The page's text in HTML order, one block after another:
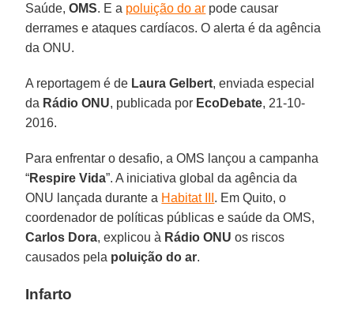
Saúde,OMS. E a poluição do ar pode causar
derrames e ataques cardíacos. O alerta é da agência
da ONU.
A reportagem é de Laura Gelbert, enviada especial
da Rádio ONU, publicada por EcoDebate, 21-10-
2016.
Para enfrentar o desafio, a OMS lançou a campanha
“Respire Vida”. A iniciativa global da agência da
ONU lançada durante a Habitat III . Em Quito, o
coordenador de políticas públicas e saúde da OMS,
Carlos Dora, explicou à Rádio ONU os riscos
causados pela poluição do ar.
Infarto